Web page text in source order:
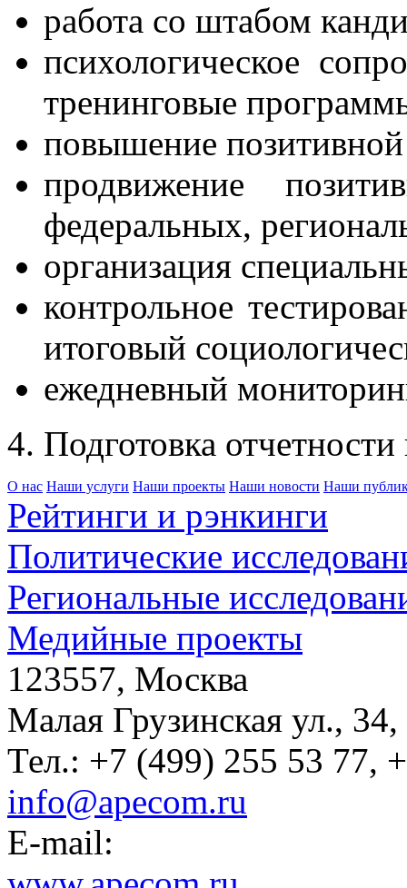
работа со штабом
психологическое
тренинговые
повышение позитивной
продвижение
федеральных,
организация
контрольное
итоговый
ежедневный
4. Подготовка
О нас Наши услуги Наши проекты Наши новости Наши
Рейтинги и рэнкинги
Политические
Региональные
Медийные проекты
123557, Москва
Малая Грузинская ул.,
Тел.: +7 (499) 255 53 77,
info@apecom.ru
E-mail: